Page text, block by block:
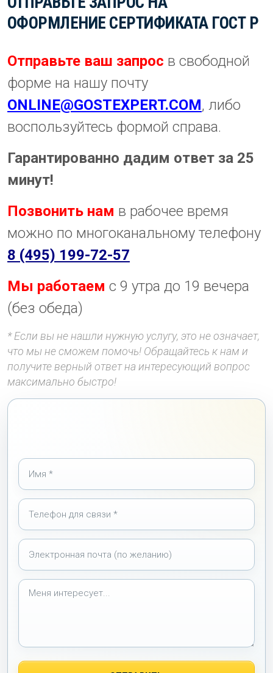
ОФОРМЛЕНИЕ СЕРТИФИКАТА ГОСТ Р
Отправьте ваш запрос в свободной
форме на нашу почту
ONLINE@GOSTEXPERT.COM, либо
воспользуйтесь формой справа.
Гарантированно дадим ответ за 25
минут!
Позвонить нам в рабочее время
можно по многоканальному телефону
8 (495) 199-72-57
Мы работаем с 9 утра до 19 вечера
(без обеда)
* Если вы не нашли нужную услугу, это не означает,
что мы не сможем помочь! Обращайтесь к нам и
получите верный ответ на интересующий вопрос
максимально быстро!